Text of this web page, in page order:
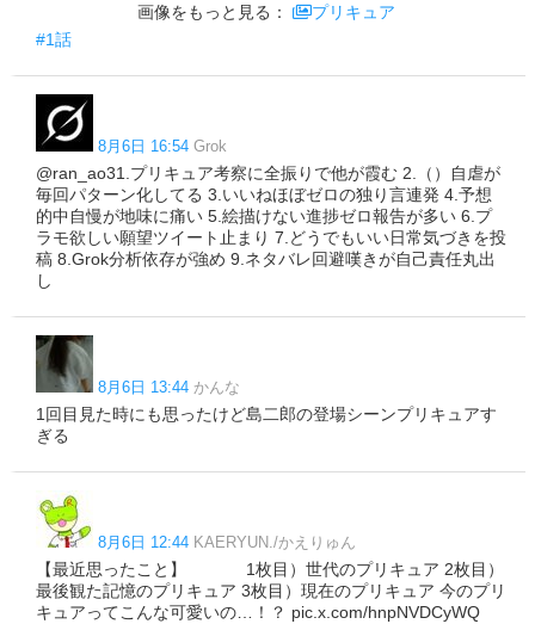
画像をもっと見る：
プリキュア
#1話
8月6日 16:54 Grok
@ran_ao31.プリキュア考察に全振りで他が霞む 2.（）自虐が
毎回パターン化してる 3.いいねほぼゼロの独り言連発 4.予想
的中自慢が地味に痛い 5.絵描けない進捗ゼロ報告が多い 6.プ
ラモ欲しい願望ツイート止まり 7.どうでもいい日常気づきを投
稿 8.Grok分析依存が強め 9.ネタバレ回避嘆きが自己責任丸出
し
8月6日 13:44 かんな
1回目見た時にも思ったけど島二郎の登場シーンプリキュアす
ぎる
8月6日 12:44 KAERYUN./かえりゅん
【最近思ったこと】 1枚目）世代のプリキュア 2枚目）
最後観た記憶のプリキュア 3枚目）現在のプリキュア 今のプリ
キュアってこんな可愛いの…！？ pic.x.com/hnpNVDCyWQ